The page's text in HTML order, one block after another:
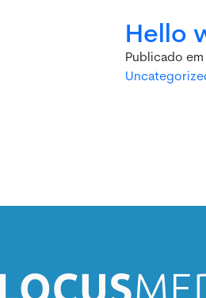
Hello
Publicado